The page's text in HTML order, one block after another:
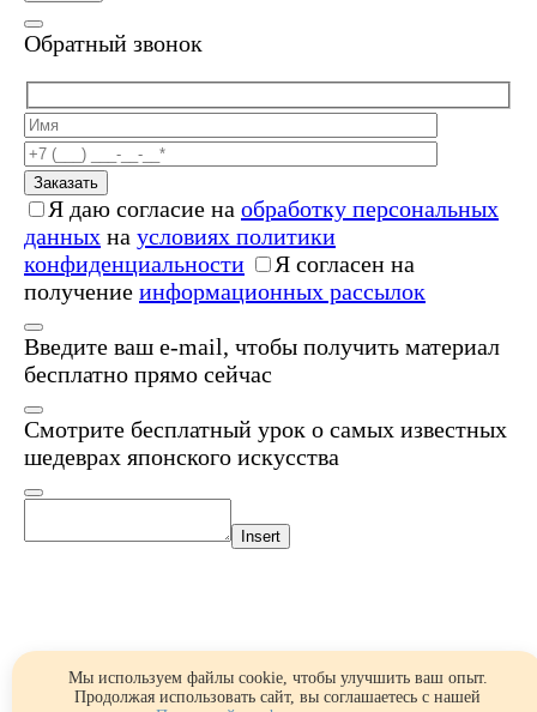
Обратный звонок
Заказать
Я даю согласие на обработку персональных
данных на условиях политики
конфиденциальности
Я согласен на
получение информационных рассылок
Введите ваш e-mail, чтобы получить материал
бесплатно прямо сейчас
Смотрите бесплатный урок о самых известных
шедеврах японского искусства
Insert
Мы используем файлы cookie, чтобы улучшить ваш опыт.
Продолжая использовать сайт, вы соглашаетесь с нашей